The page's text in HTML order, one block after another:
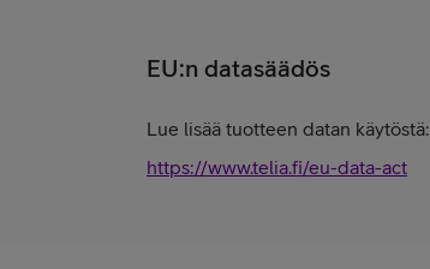
EU:n datasäädös
Lue lisää tuotteen datan käytöstä:
https://www.telia.fi/eu-data-act